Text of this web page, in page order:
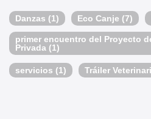
Danzas (1) Eco Canje (7)
primer encuentro del Proyecto
Privada (1)
servicios (1) Tráiler